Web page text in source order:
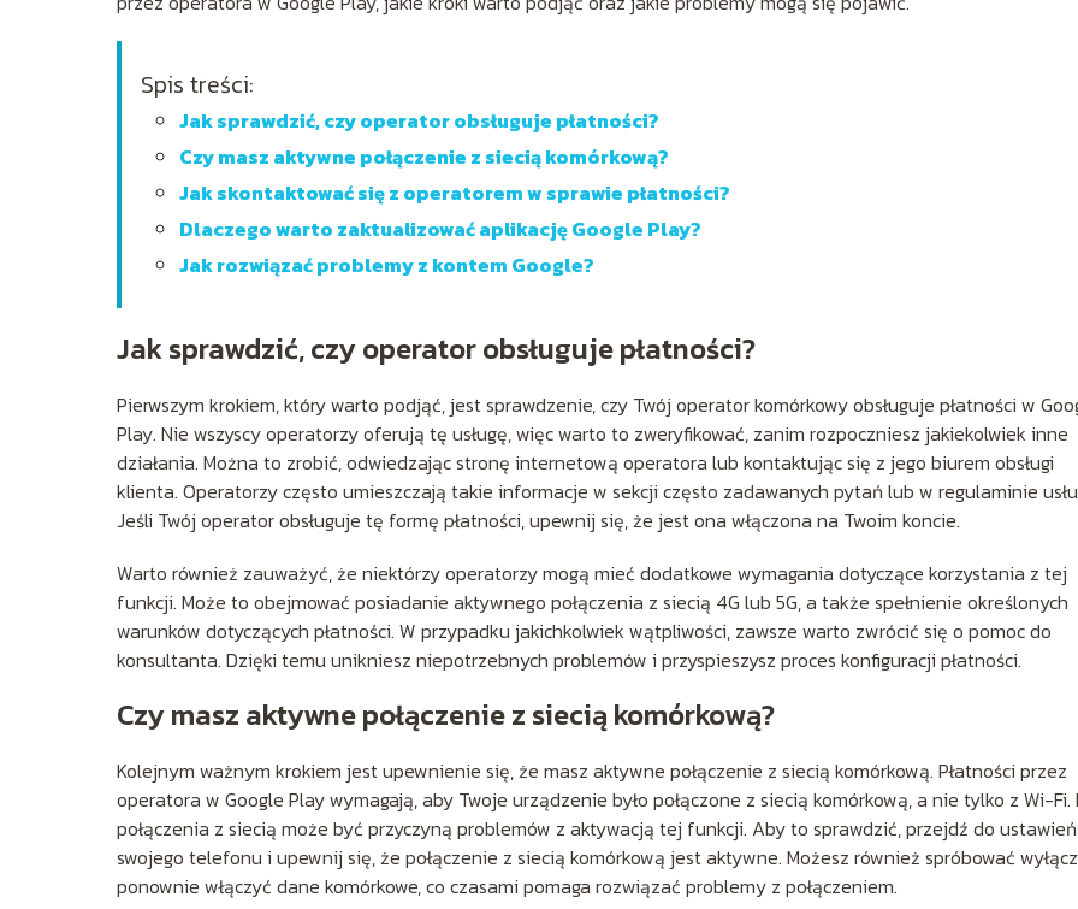
Spis treści:
Jak sprawdzić, czy operator obsługuje płatności?
Czy masz aktywne połączenie z siecią komórkową?
Jak skontaktować się z operatorem w sprawie płatności?
Dlaczego warto zaktualizować aplikację Google Play?
Jak rozwiązać problemy z kontem Google?
Jak sprawdzić, czy operator obsługuje płatności?
Pierwszym krokiem, który warto podjąć, jest sprawdzenie, czy Twój operator komórkowy obsługuje płatności w
Play. Nie wszyscy operatorzy oferują tę usługę, więc warto to zweryfikować, zanim rozpoczniesz jakiekolwiek inne
działania. Można to zrobić, odwiedzając stronę internetową operatora lub kontaktując się z jego biurem obsługi
klienta. Operatorzy często umieszczają takie informacje w sekcji często zadawanych pytań lub w regulaminie
Jeśli Twój operator obsługuje tę formę płatności, upewnij się, że jest ona włączona na Twoim koncie.
Warto również zauważyć, że niektórzy operatorzy mogą mieć dodatkowe wymagania dotyczące korzystania z tej
funkcji. Może to obejmować posiadanie aktywnego połączenia z siecią 4G lub 5G, a także spełnienie określonych
warunków dotyczących płatności. W przypadku jakichkolwiek wątpliwości, zawsze warto zwrócić się o pomoc do
konsultanta. Dzięki temu unikniesz niepotrzebnych problemów i przyspieszysz proces konfiguracji płatności.
Czy masz aktywne połączenie z siecią komórkową?
Kolejnym ważnym krokiem jest upewnienie się, że masz aktywne połączenie z siecią komórkową. Płatności przez
operatora w Google Play wymagają, aby Twoje urządzenie było połączone z siecią komórkową, a nie tylko z Wi-Fi.
połączenia z siecią może być przyczyną problemów z aktywacją tej funkcji. Aby to sprawdzić, przejdź do ustawień
swojego telefonu i upewnij się, że połączenie z siecią komórkową jest aktywne. Możesz również spróbować
ponownie włączyć dane komórkowe, co czasami pomaga rozwiązać problemy z połączeniem.